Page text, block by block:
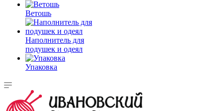
Ветошь
Наполнитель для
подушек и одеял
Упаковка